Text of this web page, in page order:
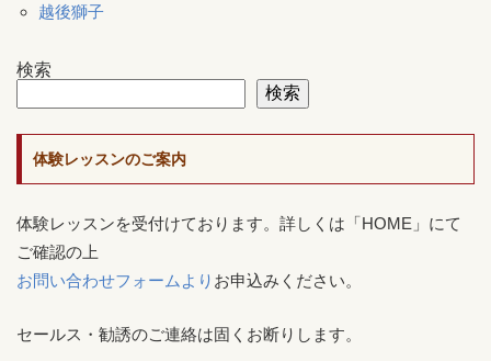
越後獅子
検索
検索
体験レッスンのご案内
体験レッスンを受付けております。詳しくは「HOME」にて
ご確認の上
お問い合わせフォームより お申込みください。
セールス・勧誘のご連絡は固くお断りします。